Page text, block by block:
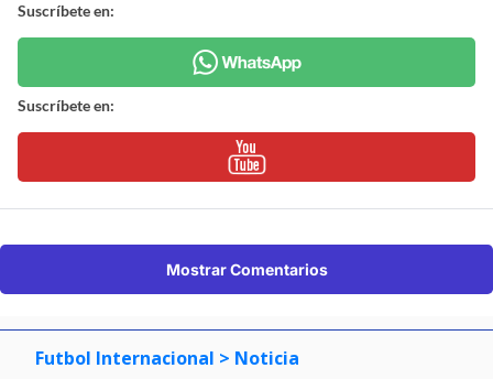
Suscríbete en:
Suscríbete en:
Mostrar Comentarios
Futbol Internacional > Noticia